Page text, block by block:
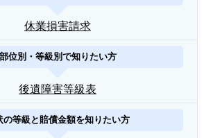
休業損害請求
部位別・等級別で知りたい方
後遺障害等級表
の等級と賠償金額を知りたい方